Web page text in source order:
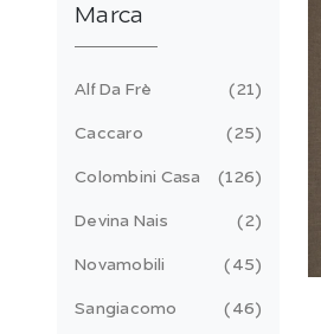
Marca
Alf Da Frè 21
Caccaro 25
Colombini Casa 126
Devina Nais 2
Novamobili 45
Sangiacomo 46